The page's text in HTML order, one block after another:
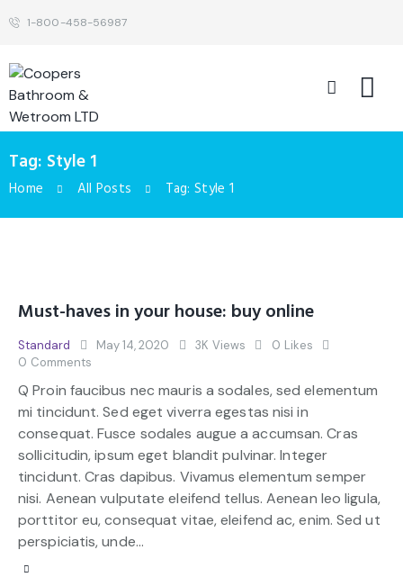
1-800-458-56987
Tag: Style 1
Home All Posts Tag: Style 1
Must-haves in your house: buy online
Standard May 14, 2020 3K Views 0 Likes
0 Comments
Q Proin faucibus nec mauris a sodales, sed elementum
mi tincidunt. Sed eget viverra egestas nisi in
consequat. Fusce sodales augue a accumsan. Cras
sollicitudin, ipsum eget blandit pulvinar. Integer
tincidunt. Cras dapibus. Vivamus elementum semper
nisi. Aenean vulputate eleifend tellus. Aenean leo ligula,
porttitor eu, consequat vitae, eleifend ac, enim. Sed ut
perspiciatis, unde…